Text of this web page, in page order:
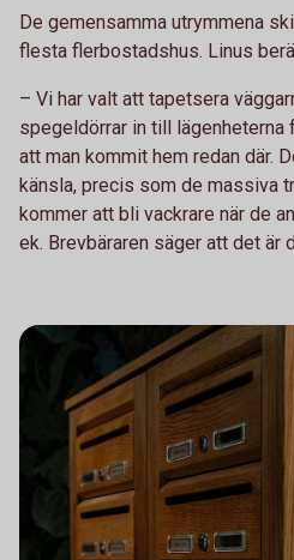
De gemensamma utrymmena
flesta flerbostadshus. Linus
– Vi har valt att tapetsera
spegeldörrar in till lägenheterna
att man kommit hem redan där.
känsla, precis som de massiva
kommer att bli vackrare när de
ek. Brevbäraren säger att det är